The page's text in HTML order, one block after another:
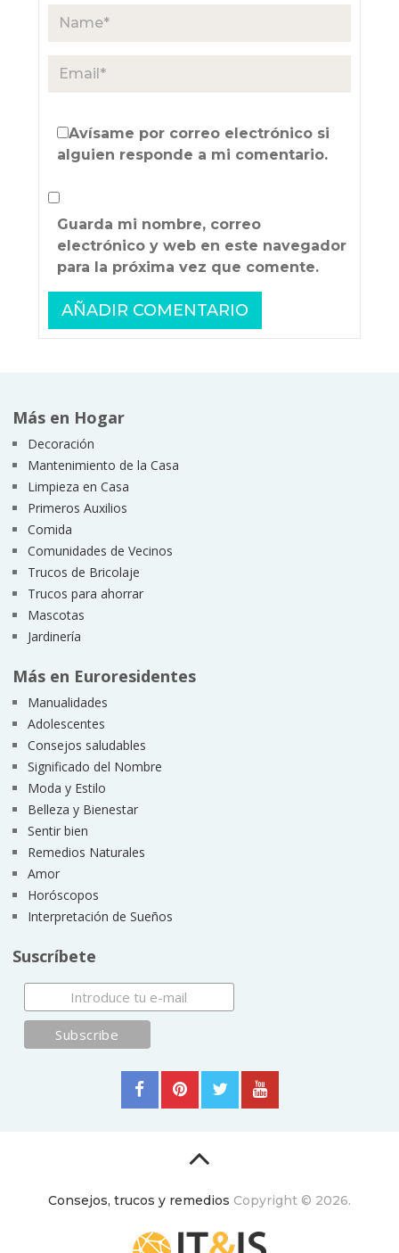
Avísame por correo electrónico si
alguien responde a mi comentario.
Guarda mi nombre, correo
electrónico y web en este navegador
para la próxima vez que comente.
Más en Hogar
Decoración
Mantenimiento de la Casa
Limpieza en Casa
Primeros Auxilios
Comida
Comunidades de Vecinos
Trucos de Bricolaje
Trucos para ahorrar
Mascotas
Jardinería
Más en Euroresidentes
Manualidades
Adolescentes
Consejos saludables
Significado del Nombre
Moda y Estilo
Belleza y Bienestar
Sentir bien
Remedios Naturales
Amor
Horóscopos
Interpretación de Sueños
Suscríbete
Consejos, trucos y remedios Copyright © 2026.